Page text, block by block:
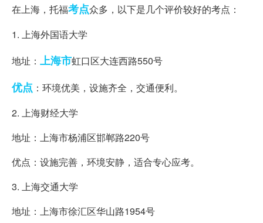
在上海，托福考点众多，以下是几个评价较好的考点：
1. 上海外国语大学
地址： 上海市虹口区大连西路550号
优点 ：环境优美，设施齐全，交通便利。
2. 上海财经大学
地址：上海市杨浦区邯郸路220号
优点：设施完善，环境安静，适合专心应考。
3. 上海交通大学
地址：上海市徐汇区华山路1954号